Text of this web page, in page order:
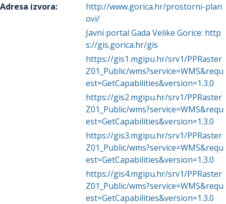
Adresa izvora:
http://www.gorica.hr/prostorni-plan
ovi/
Javni portal Gada Velike Gorice: http
s://gis.gorica.hr/gis
https://gis1.mgipu.hr/srv1/PPRaster
Z01_Public/wms?service=WMS&requ
est=GetCapabilities&version=1.3.0
https://gis2.mgipu.hr/srv1/PPRaster
Z01_Public/wms?service=WMS&requ
est=GetCapabilities&version=1.3.0
https://gis3.mgipu.hr/srv1/PPRaster
Z01_Public/wms?service=WMS&requ
est=GetCapabilities&version=1.3.0
https://gis4.mgipu.hr/srv1/PPRaster
Z01_Public/wms?service=WMS&requ
est=GetCapabilities&version=1.3.0